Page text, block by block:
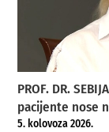
PROF. DR.
pacijente nose
5. kolovoza 2026.